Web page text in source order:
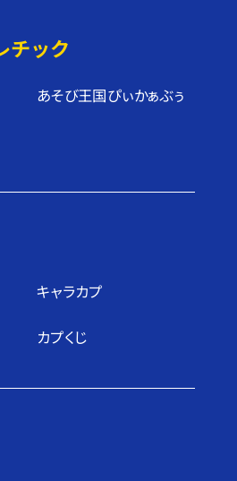
チック
あそび王国ぴぃかぁぶぅ
キャラカプ
カプくじ